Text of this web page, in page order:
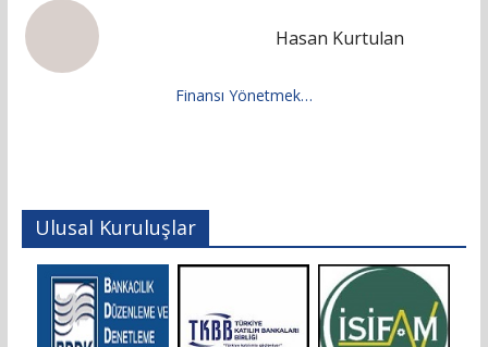
Hasan Kurtulan
Finansı Yönetmek…
Ulusal Kuruluşlar